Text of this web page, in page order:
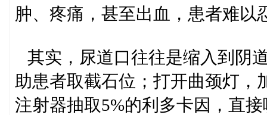
肿、疼痛，甚至出血，患者难以
其实，尿道口往往是缩入到阴
助患者取截石位；打开曲颈灯，
注射器抽取5%的利多卡因，直